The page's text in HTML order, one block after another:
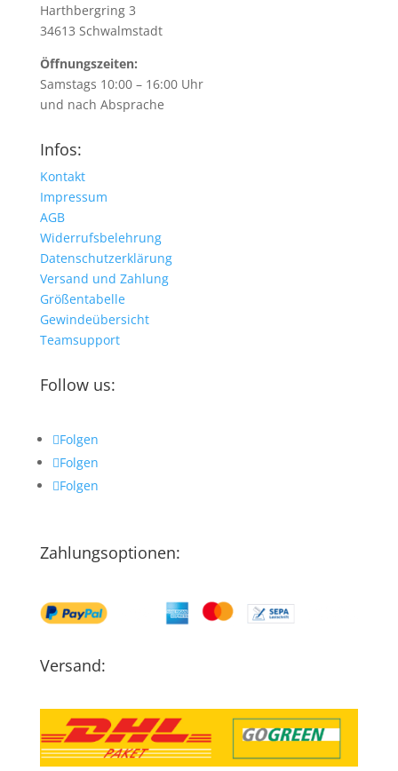
Harthbergring 3
34613 Schwalmstadt
Öffnungszeiten:
Samstags 10:00 – 16:00 Uhr
und nach Absprache
Infos:
Kontakt
Impressum
AGB
Widerrufsbelehrung
Datenschutzerklärung
Versand und Zahlung
Größentabelle
Gewindeübersicht
Teamsupport
Follow us:
Folgen
Folgen
Folgen
Zahlungsoptionen:
Versand: